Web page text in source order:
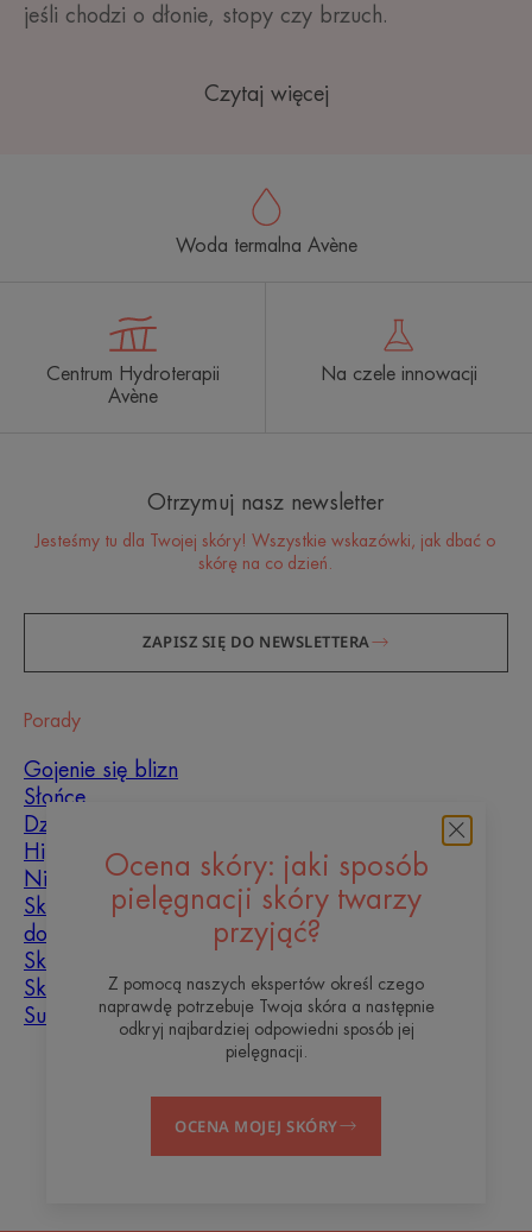
jeśli chodzi o dłonie, stopy czy brzuch.
Czytaj więcej
Ocena skóry: jaki sposób
pielęgnacji skóry twarzy
przyjąć?
Z pomocą naszych ekspertów określ czego
naprawdę potrzebuje Twoja skóra a następnie
odkryj najbardziej odpowiedni sposób jej
pielęgnacji.
OCENA MOJEJ SKÓRY
Woda termalna Avène
Centrum Hydroterapii
Avène
Na czele innowacji
Otrzymuj nasz newsletter
Jesteśmy tu dla Twojej skóry! Wszystkie wskazówki, jak dbać o
skórę na co dzień.
ZAPISZ SIĘ DO NEWSLETTERA
Porady
Gojenie się blizn
Słońce
Dziecko
Hiperkeratoza
Niedoskonałości skóry
Skóra tłusta, skłonna
do niedoskonałości
Skóra mieszana
Skóra sucha
Suchość i odwodnienie
KontaktCzęsto zadawane pytania